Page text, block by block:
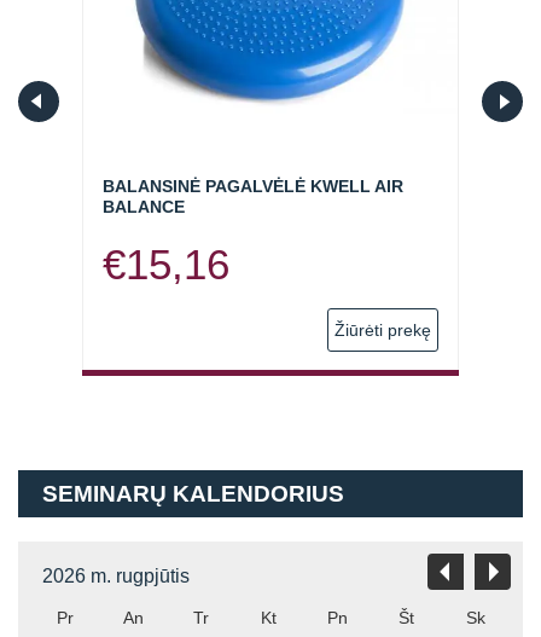
BALANSINĖ PAGALVĖLĖ KWELL AIR
BALANCE
€15,16
Žiūrėti prekę
SEMINARŲ KALENDORIUS
2026 m. rugpjūtis
Pr An Tr Kt Pn Št Sk